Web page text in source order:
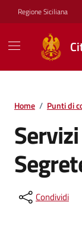
Vai ai contenuti
Vai al footer
Regione Siciliana
Home / Punti di
Condividi